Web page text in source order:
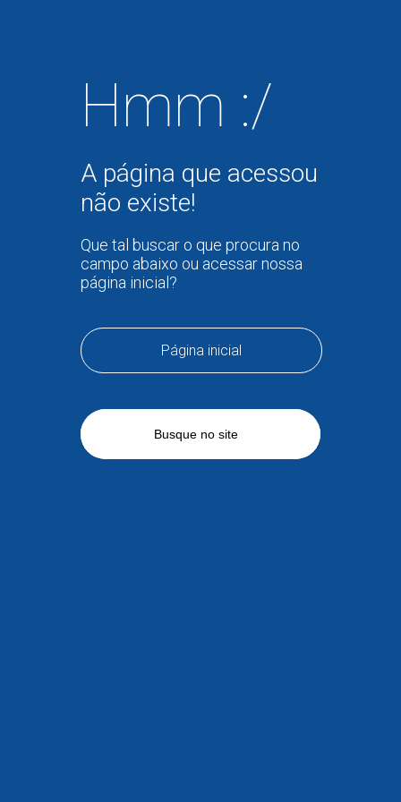
Hmm :/
A página que acessou
não existe!
Que tal buscar o que procura no
campo abaixo ou acessar nossa
página inicial?
Página inicial